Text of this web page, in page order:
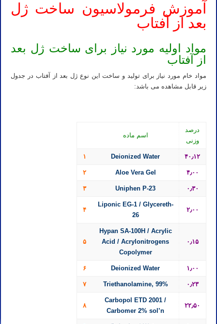
آموزش فرمولاسیون ساخت ژل
بعد از آفتاب
مواد اولیه مورد نیاز برای ساخت ژل بعد
از آفتاب
مواد خام مورد نیاز برای تولید و ساخت این نوع ژل بعد از آفتاب در جدول
زیر قابل مشاهده می باشد:
درصد
وزنی
اسم ماده
۴۰٫۱۲ Deionized Water ۱
۴٫۰۰ Aloe Vera Gel ۲
۰٫۳۰ Uniphen P-23 ۳
۲٫۰۰
Liponic EG-1 / Glycereth-
26
۴
۰٫۱۵
Hypan SA-100H / Acrylic
Acid / Acrylonitrogens
Copolymer
۵
۱٫۰۰ Deionized Water ۶
۰٫۲۳ Triethanolamine, 99% ۷
۲۲٫۵۰
Carbopol ETD 2001 /
Carbomer 2% sol’n
۸